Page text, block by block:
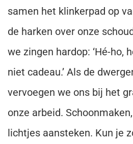
samen het klinkerpad op
de harken over onze
we zingen hardop: ‘Hé-ho,
niet cadeau.’ Als de
vervoegen we ons bij het
onze arbeid.
lichtjes aansteken. Kun je